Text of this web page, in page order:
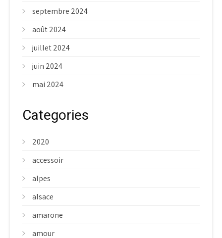
septembre 2024
août 2024
juillet 2024
juin 2024
mai 2024
Categories
2020
accessoir
alpes
alsace
amarone
amour